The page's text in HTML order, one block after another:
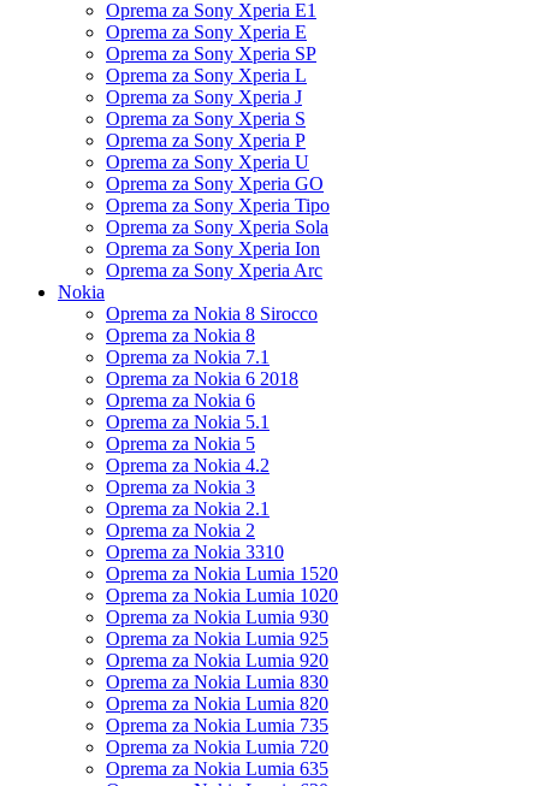
Oprema za Sony Xperia E1
Oprema za Sony Xperia E
Oprema za Sony Xperia SP
Oprema za Sony Xperia L
Oprema za Sony Xperia J
Oprema za Sony Xperia S
Oprema za Sony Xperia P
Oprema za Sony Xperia U
Oprema za Sony Xperia GO
Oprema za Sony Xperia Tipo
Oprema za Sony Xperia Sola
Oprema za Sony Xperia Ion
Oprema za Sony Xperia Arc
Nokia
Oprema za Nokia 8 Sirocco
Oprema za Nokia 8
Oprema za Nokia 7.1
Oprema za Nokia 6 2018
Oprema za Nokia 6
Oprema za Nokia 5.1
Oprema za Nokia 5
Oprema za Nokia 4.2
Oprema za Nokia 3
Oprema za Nokia 2.1
Oprema za Nokia 2
Oprema za Nokia 3310
Oprema za Nokia Lumia 1520
Oprema za Nokia Lumia 1020
Oprema za Nokia Lumia 930
Oprema za Nokia Lumia 925
Oprema za Nokia Lumia 920
Oprema za Nokia Lumia 830
Oprema za Nokia Lumia 820
Oprema za Nokia Lumia 735
Oprema za Nokia Lumia 720
Oprema za Nokia Lumia 635